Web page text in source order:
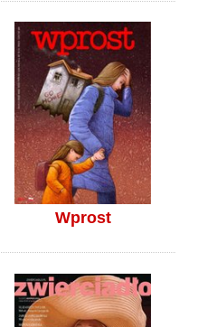
Wprost